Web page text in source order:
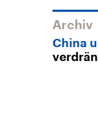
Archiv
China